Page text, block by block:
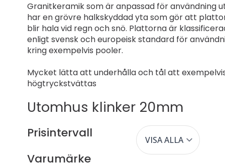
Granitkeramik som är anpassad för användning
har en grövre halkskyddad yta som gör att
blir hala vid regn och snö. Plattorna är
enligt svensk och europeisk standard för
kring exempelvis pooler.
Mycket lätta att underhålla och tål att
högtryckstvättas
Utomhus klinker 20mm
Prisintervall
Varumärke